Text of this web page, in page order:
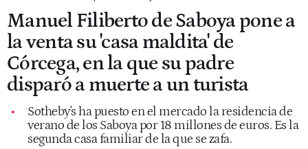
Manuel Filiberto de Saboya pone a
la venta su 'casa maldita' de
Córcega, en la que su padre
disparó a muerte a un turista
Sotheby's ha puesto en el mercado la residencia de
verano de los Saboya por 18 millones de euros. Es la
segunda casa familiar de la que se zafa.